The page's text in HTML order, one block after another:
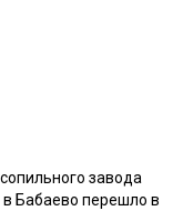
завода
Бабаево перешло в